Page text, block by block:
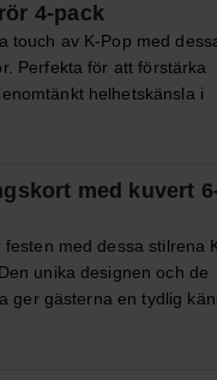
med luft
4-pack
touch av K-Pop med
Perfekta för att förstärka
helhetskänsla i
med kuvert
med dessa stilrena
unika designen och de
ger gästerna en tydlig
inkluderar även 6